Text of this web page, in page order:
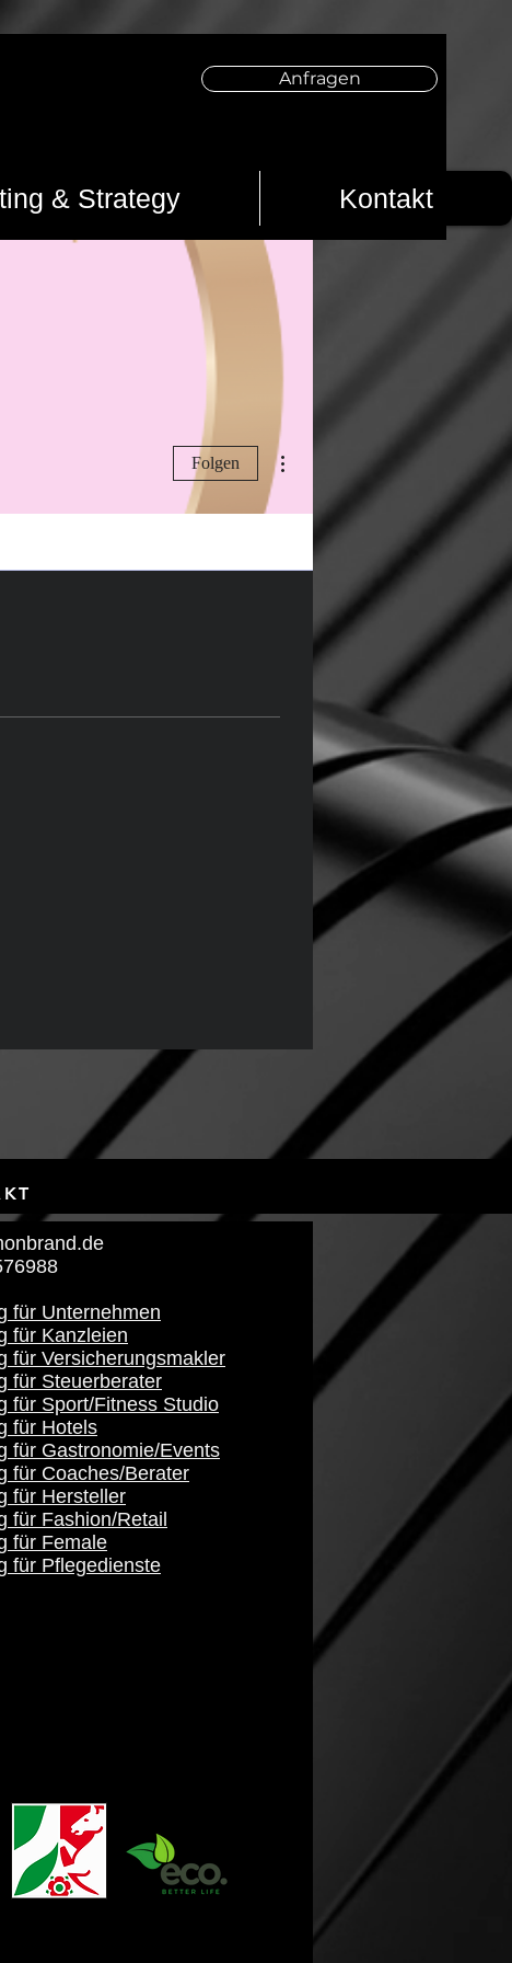
Anfragen
& Strategy Kontakt
Folgen
für Unternehmen
für Kanzleien
für Versicherungsmakler
für Steuerberater
für Sport/Fitness Studio
für Hotels
für Gastronomie/Events
für Coaches/Berater
für Hersteller
für Fashion/Retail
für Female
für Pflegedienste